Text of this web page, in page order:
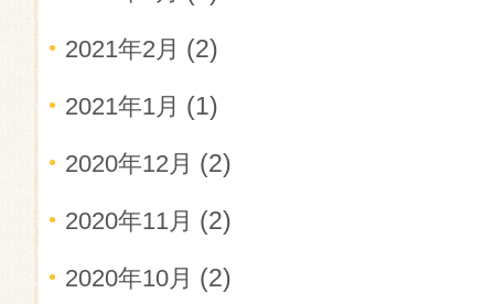
2021年2月 (2)
2021年1月 (1)
2020年12月 (2)
2020年11月 (2)
2020年10月 (2)